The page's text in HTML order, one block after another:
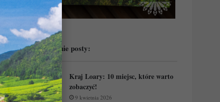
Przeczytaj ostatnie posty:
Kraj Loary: 10 miejsc, które warto
zobaczyć!
9 kwietnia 2026